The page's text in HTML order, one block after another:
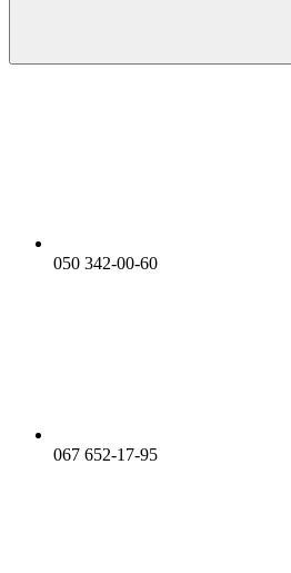
050 342-00-60
067 652-17-95